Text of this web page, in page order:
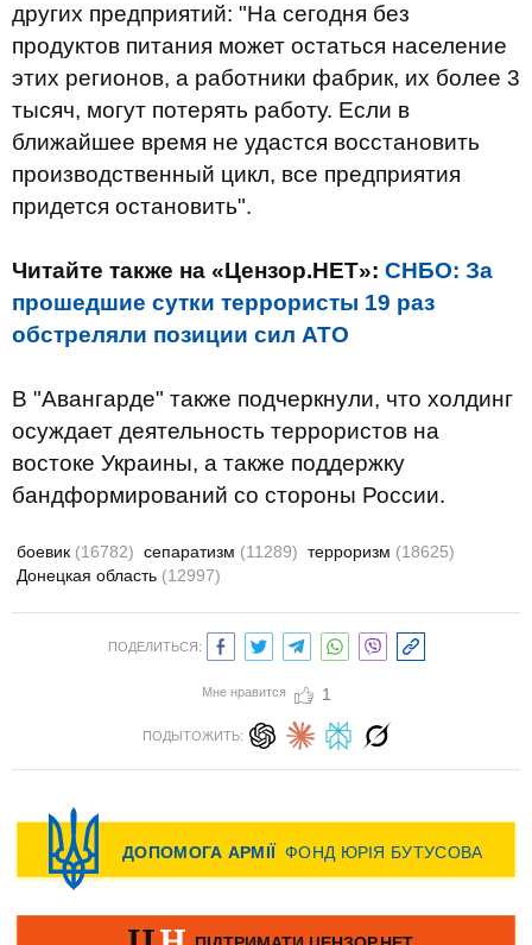
других предприятий: "На сегодня без
продуктов питания может остаться население
этих регионов, а работники фабрик, их более 3
тысяч, могут потерять работу. Если в
ближайшее время не удастся восстановить
производственный цикл, все предприятия
придется остановить".
Читайте также на «Цензор.НЕТ»: СНБО: За
прошедшие сутки террористы 19 раз
обстреляли позиции сил АТО
В "Авангарде" также подчеркнули, что холдинг
осуждает деятельность террористов на
востоке Украины, а также поддержку
бандформирований со стороны России.
боевик (16782) сепаратизм (11289) терроризм (18625)
Донецкая область (12997)
ПОДЕЛИТЬСЯ:
Мне нравится 1
ПОДЫТОЖИТЬ: